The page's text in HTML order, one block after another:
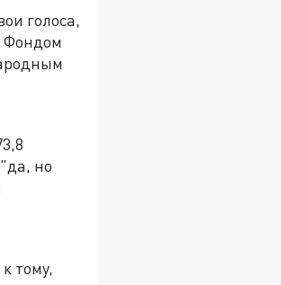
голоса,
Фондом
но
тому,